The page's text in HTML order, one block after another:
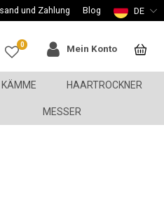
und Zahlung Blog DE
0 Mein Konto
KÄMME HAARTROCKNER
MESSER